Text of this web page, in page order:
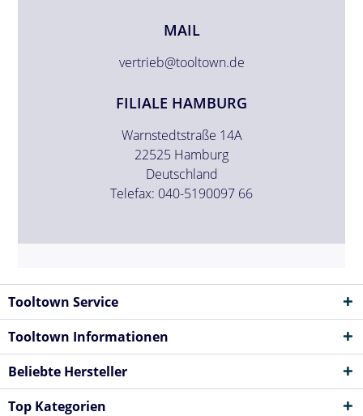
MAIL
vertrieb@tooltown.de
FILIALE HAMBURG
Warnstedtstraße 14A
22525 Hamburg
Deutschland
Telefax: 040-5190097 66
Tooltown Service
Tooltown Informationen
Beliebte Hersteller
Top Kategorien